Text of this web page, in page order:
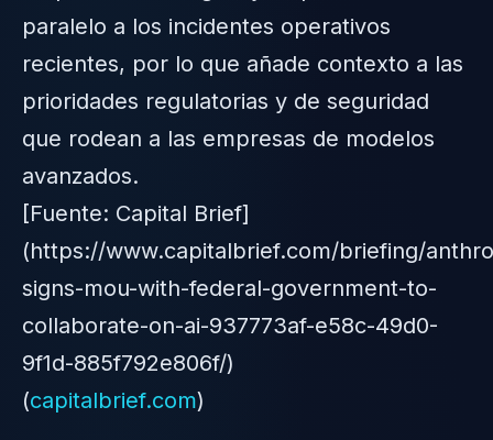
paralelo a los incidentes operativos
recientes, por lo que añade contexto a las
prioridades regulatorias y de seguridad
que rodean a las empresas de modelos
avanzados.
[Fuente: Capital Brief]
(https://www.capitalbrief.com/briefing/
signs-mou-with-federal-government-to-
collaborate-on-ai-937773af-e58c-49d0-
9f1d-885f792e806f/)
(capitalbrief.com)